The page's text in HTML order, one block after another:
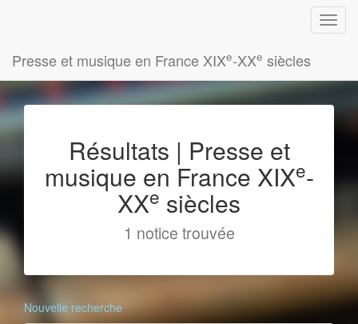
Presse et musique en France XIXe-XXe siècles
Résultats | Presse et
musique en France XIXe-
XXe siècles
1 notice trouvée
Nouvelle recherche